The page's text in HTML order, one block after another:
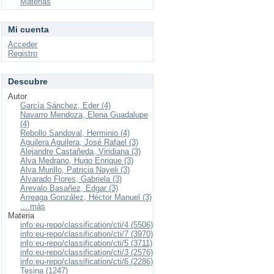
Mi cuenta
Acceder
Registro
Descubre
Autor
García Sánchez, Eder (4)
Navarro Mendoza, Elena Guadalupe
(4)
Rebollo Sandoval, Herminio (4)
Aguilera Aguilera, José Rafael (3)
Alejandre Castañeda, Viridiana (3)
Alva Medrano, Hugo Enrique (3)
Alva Murillo, Patricia Nayeli (3)
Alvarado Flores, Gabriela (3)
Arevalo Basañez, Edgar (3)
Arreaga González, Héctor Manuel (3)
... más
Materia
info:eu-repo/classification/cti/4 (5506)
info:eu-repo/classification/cti/7 (3970)
info:eu-repo/classification/cti/5 (3711)
info:eu-repo/classification/cti/3 (2576)
info:eu-repo/classification/cti/6 (2286)
Tesina (1247)